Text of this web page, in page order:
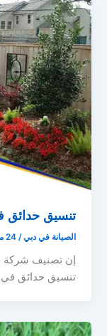
تنسيق حدائق
الصيانة في دبي/24 مايو، 2025
إن تصنيف شركة
تنسيق حدائق في